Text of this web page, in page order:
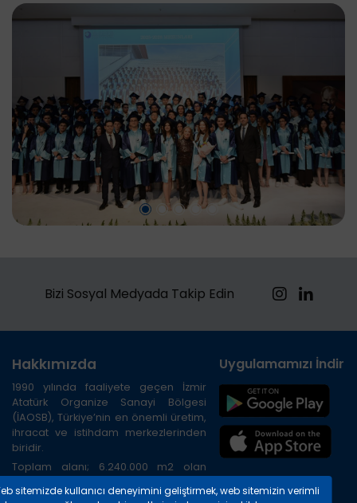
Bizi Sosyal Medyada Takip Edin
Hakkımızda
1990 yılında faaliyete geçen İzmir
Atatürk Organize Sanayi Bölgesi
(İAOSB), Türkiye’nin en önemli üretim,
ihracat ve istihdam merkezlerinden
biridir.
Toplam alanı; 6.240.000 m2 olan
Limanına 20 km, Havalimanına 45 km,
Uygulamamızı İndirin
sitemizde kullanıcı deneyimini geliştirmek, web sitemizin verimli